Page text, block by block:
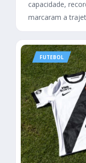
capacidade,
marcaram a
FUTEBOL